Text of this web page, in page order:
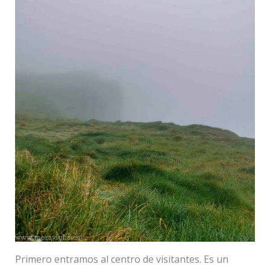
Primero entramos al centro de visitantes. Es un